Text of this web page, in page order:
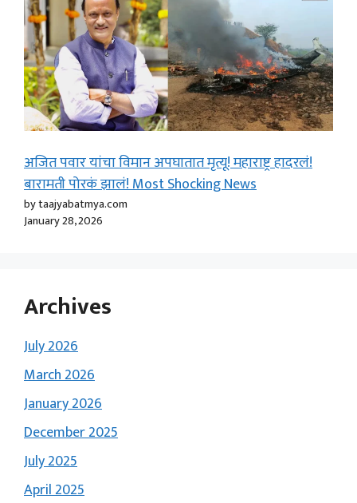
अजित पवार यांचा विमान अपघातात मृत्यू! महाराष्ट्र हादरलं!
बारामती पोरकं झालं! Most Shocking News
by taajyabatmya.com
January 28, 2026
Archives
July 2026
March 2026
January 2026
December 2025
July 2025
April 2025